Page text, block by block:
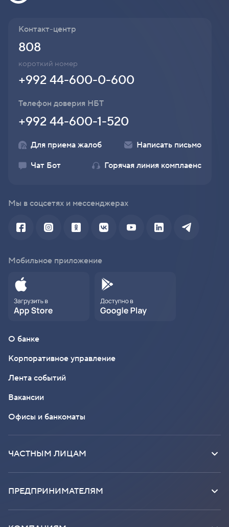
Контакт-центр
короткий номер
808
+992 44-600-0-600
Телефон доверия НБТ
+992 44-600-1-520
Для приема жалоб
Написать письмо
Чат Бот
Горячая линия комплаенс
Мы в соцсетях и мессенджерах
Мобильное приложение
О банке
Корпоративное управление
Лента событий
Вакансии
Офисы и банкоматы
ЧАСТНЫМ ЛИЦАМ
ПРЕДПРИНИМАТЕЛЯМ